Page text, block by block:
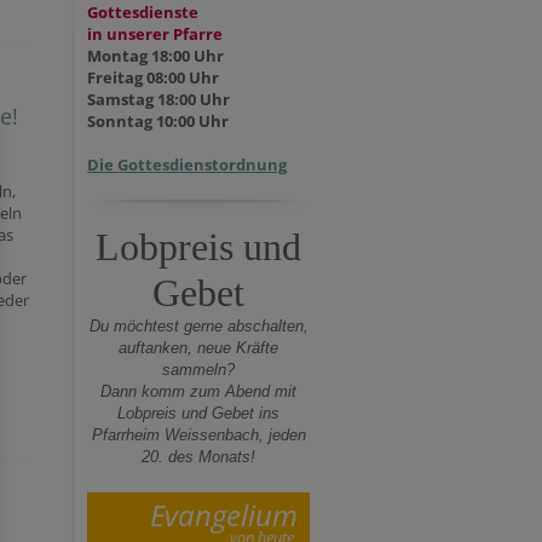
Gottesdienste
in unserer Pfarre
Montag 18:00 Uhr
Freitag 08:00 Uhr
Samstag 18:00 Uhr
Sonntag 10:00 Uhr
Die Gottesdienstordnung
Lobpreis und
Gebet
Du möchtest gerne abschalten,
auftanken, neue Kräfte
sammeln?
Dann komm zum Abend mit
Lobpreis und Gebet ins
Pfarrheim Weissenbach, jeden
20. des Monats!
Evangelium
von heute